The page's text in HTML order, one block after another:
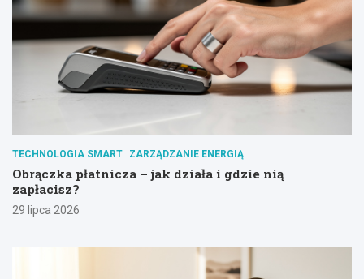
TECHNOLOGIA SMART ZARZĄDZANIE ENERGIĄ
Obrączka płatnicza – jak działa i gdzie nią
zapłacisz?
29 lipca 2026